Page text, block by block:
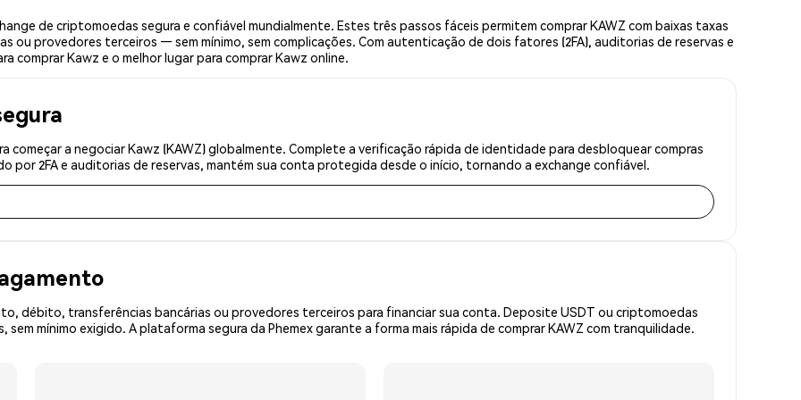
de criptomoedas segura e confiável mundialmente. Estes três passos fáceis permitem comprar KAWZ com baixas taxas
provedores terceiros — sem mínimo, sem complicações. Com autenticação de dois fatores (2FA), auditorias de reservas e
comprar Kawz e o melhor lugar para comprar Kawz online.
começar a negociar Kawz (KAWZ) globalmente. Complete a verificação rápida de identidade para desbloquear compras
por 2FA e auditorias de reservas, mantém sua conta protegida desde o início, tornando a exchange confiável.
débito, transferências bancárias ou provedores terceiros para financiar sua conta. Deposite USDT ou criptomoedas
mínimo exigido. A plataforma segura da Phemex garante a forma mais rápida de comprar KAWZ com tranquilidade.